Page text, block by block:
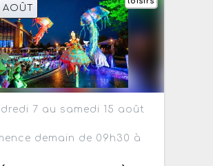
AOÛT
7 au samedi 15 août
demain de 09h30 à